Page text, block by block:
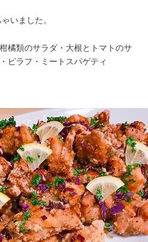
いました。
橘類のサラダ・大根とトマトのサ
ピラフ・ミートスパゲティ